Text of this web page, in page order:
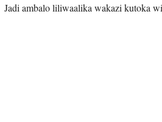
Jadi ambalo liliwaalika wakazi kutoka